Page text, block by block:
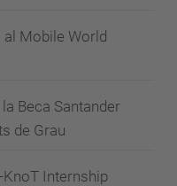
al Mobile World
Beca Santander
de Grau
Internship